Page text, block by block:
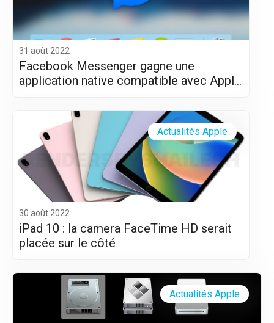
31 août 2022
Facebook Messenger gagne une
application native compatible avec Apple
30 août 2022
iPad 10 : la camera FaceTime HD serait
placée sur le côté
Actualités Apple
Actualités Apple